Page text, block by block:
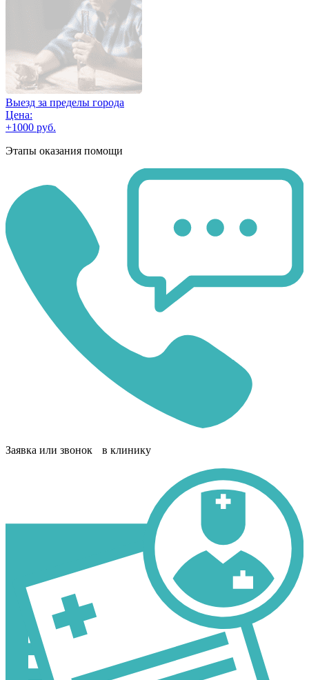
Выезд за пределы города
Цена:
+1000 руб.
Этапы оказания помощи
Заявка или звонок в клинику